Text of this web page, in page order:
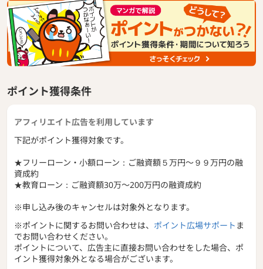
ポイント獲得条件
アフィリエイト広告を利用しています
下記がポイント獲得対象です。
★フリーローン・小額ローン：ご融資額５万円〜９９万円の融
資成約
★教育ローン：ご融資額30万〜200万円の融資成約
※申し込み後のキャンセルは対象外となります。
※ポイントに関するお問い合わせは、 ポイント広場サポート ま
でお問い合わせください。
ポイントについて、広告主に直接お問い合わせをした場合、ポ
イント獲得対象外となる場合がございます。